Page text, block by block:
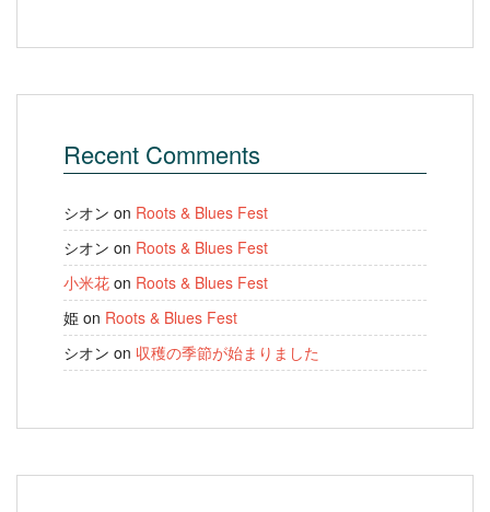
Recent Comments
シオン on Roots & Blues Fest
シオン on Roots & Blues Fest
小米花 on Roots & Blues Fest
姫 on Roots & Blues Fest
シオン on 収穫の季節が始まりました